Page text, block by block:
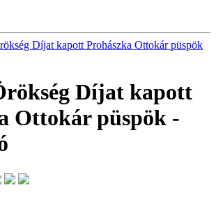
Díjat kapott Prohászka Ottokár püspök
Díjat kapott
Ottokár püspök -